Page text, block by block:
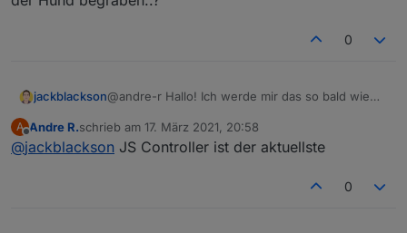
0
jackblackson@andre-r Hallo! Ich werde mir das so bald wie
bei mir noch funktioniert. Habt ihr alle auf die
aktuelle Javascript Controller Version aktualisiert?
A
Offline
Andre R.schrieb am 17. März 2021, 20:58
zuletzt editiert von
@jackblackson JS Controller ist der aktuellste
0